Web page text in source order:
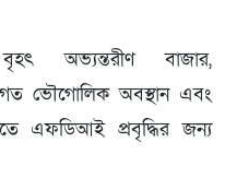
অভ্যন্তরীণ বাজার,
ভৌগোলিক অবস্থান এবং
এফডিআই প্রবৃদ্ধির জন্য